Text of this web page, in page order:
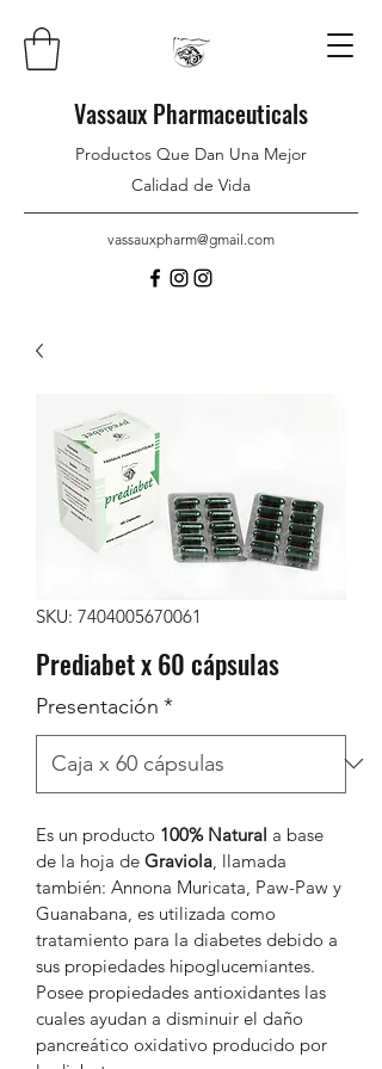
Vassaux Pharmaceuticals
Productos Que Dan Una Mejor
Calidad de Vida
vassauxpharm@gmail.com
SKU: 7404005670061
Prediabet x 60 cápsulas
Presentación *
Es un producto 100% Natural a base
de la hoja de Graviola , llamada
también: Annona Muricata, Paw-Paw y
Guanabana, es utilizada como
tratamiento para la diabetes debido a
sus propiedades hipoglucemiantes.
Posee propiedades antioxidantes las
cuales ayudan a disminuir el daño
pancreático oxidativo producido por